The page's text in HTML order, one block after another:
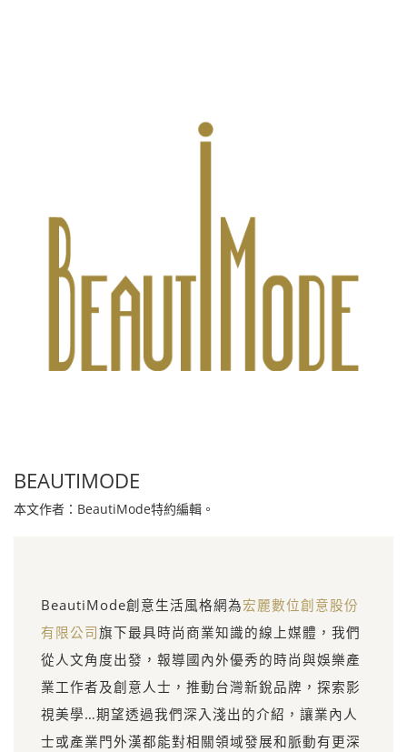
BEAUTIMODE
本文作者：BeautiMode特約編輯。
BeautiMode創意生活風格網為宏麗數位創意股份
有限公司旗下最具時尚商業知識的線上媒體，我們
從人文角度出發，報導國內外優秀的時尚與娛樂產
業工作者及創意人士，推動台灣新銳品牌，探索影
視美學…期望透過我們深入淺出的介紹，讓業內人
士或產業門外漢都能對相關領域發展和脈動有更深